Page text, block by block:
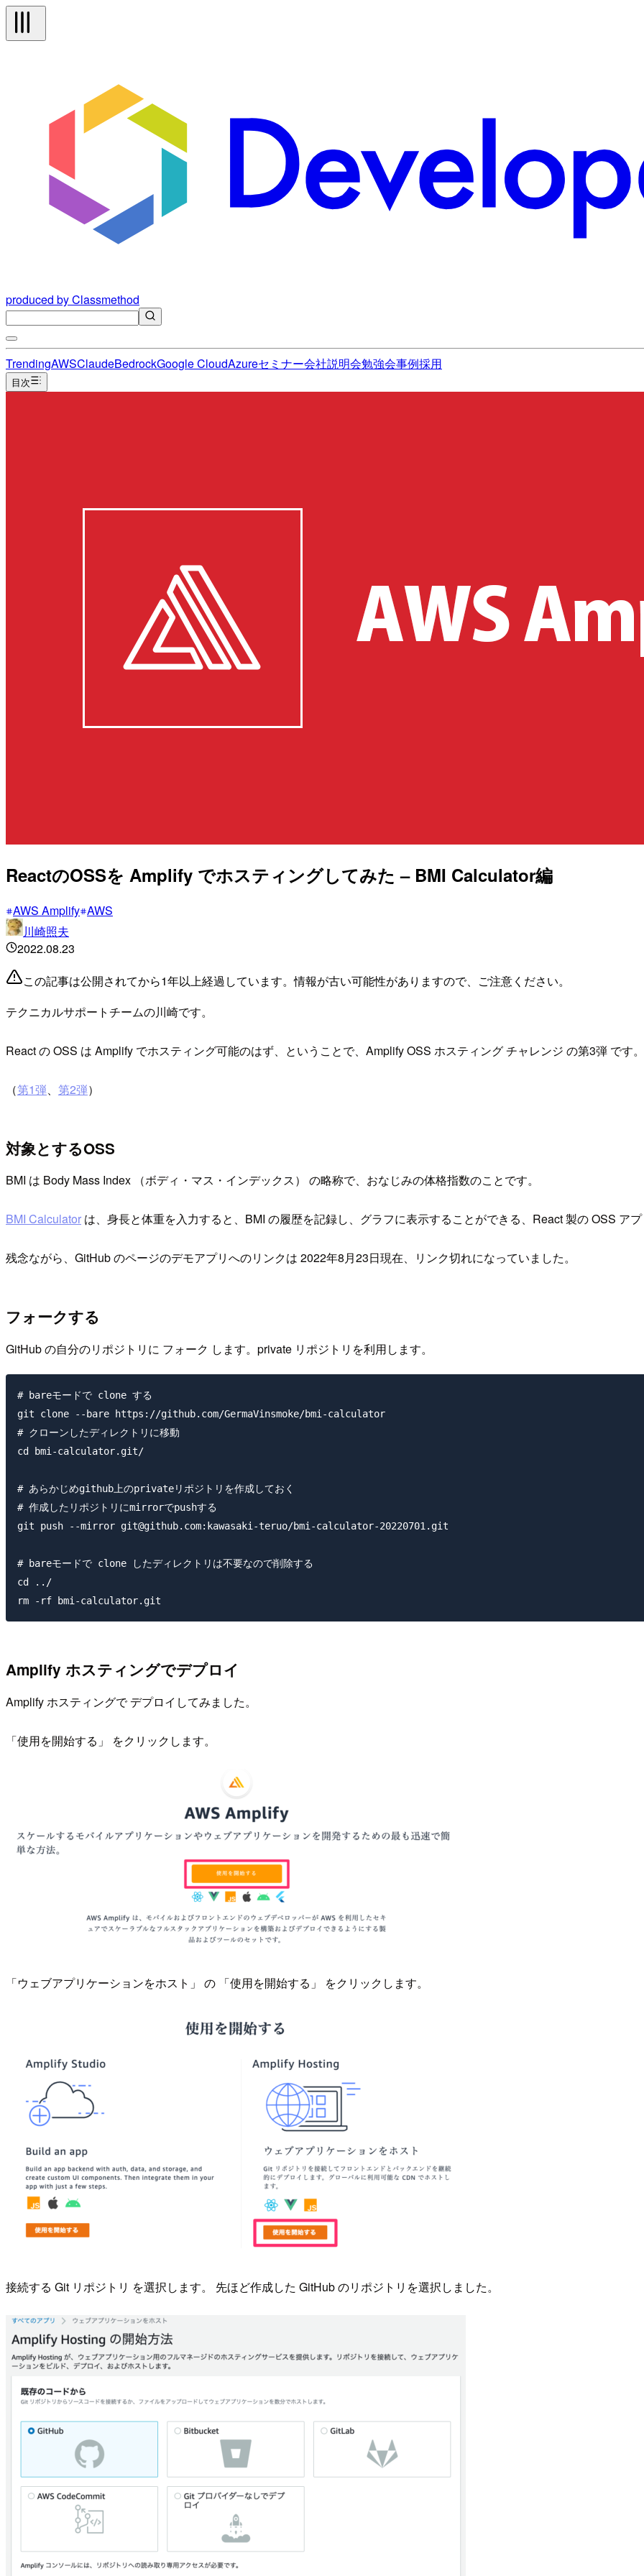
produced by Classmethod
TrendingAWSClaudeBedrockGoogle CloudAzureセミナー会社説明会勉強会事例採用
目次
ReactのOSSを Amplify でホスティングしてみた – BMI Calculator編
AWS Amplify AWS
川崎照夫
2022.08.23
この記事は公開されてから1年以上経過しています。情報が古い可能性がありますので、ご注意ください。
テクニカルサポートチームの川崎です。
React の OSS は Amplify でホスティング可能のはず、ということで、Amplify OSS ホスティング チャレンジ の第3弾 です。
（第1弾、 第2弾）
対象とするOSS
BMI は Body Mass Index （ボディ・マス・インデックス） の略称で、おなじみの体格指数のことです。
BMI Calculator は、身長と体重を入力すると、BMI の履歴を記録し、グラフに表示することができる、React 製の OSS アプ
残念ながら、GitHub のページのデモアプリへのリンクは 2022年8月23日現在、リンク切れになっていました。
フォークする
GitHub の自分のリポジトリに フォーク します。private リポジトリを利用します。
# bareモードで clone する
git clone --bare https://github.com/GermaVinsmoke/bmi-calculator
# クローンしたディレクトリに移動
cd bmi-calculator.git/
# あらかじめgithub上のprivateリポジトリを作成しておく
# 作成したリポジトリにmirrorでpushする
git push --mirror git@github.com:kawasaki-teruo/bmi-calculator-20220701.git
# bareモードで clone したディレクトリは不要なので削除する
cd ../
Amplify ホスティングでデプロイ
Amplify ホスティングで デプロイしてみました。
「使用を開始する」 をクリックします。
「ウェブアプリケーションをホスト」 の 「使用を開始する」 をクリックします。
接続する Git リポジトリ を選択します。 先ほど作成した GitHub のリポジトリを選択しました。